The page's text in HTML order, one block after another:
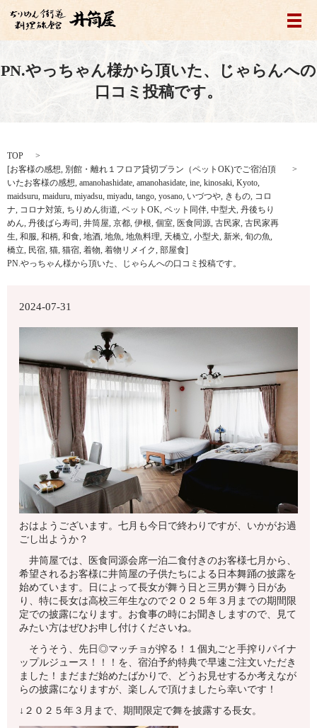
メ
PN.やっちゃん様から頂いた、じゃらんへの
口コミ投稿です。
TOP
[お客様の感想, 別館・離れ１フロア貸切プラン（ペットOK)でご宿泊頂
いたお客様の感想, amanohashidate, amanohasidate, ine, kinosaki, Kyoto,
maidsuru, maiduru, miyadsu, miyadu, tango, yosano, いづつや, きもの, コロ
ナ, コロナ対策, ちりめん街道, ペットOK, ペット同伴, 中型犬, 丹後ちり
めん, 丹後ばら寿司 , 井筒屋, 京都, 伊根, 個室, 医食同源, 古民家, 古民家再
生, 和服, 和柄, 和食, 地酒, 地魚, 地魚料理, 天橋立, 小型犬, 新米, 旬の魚,
橋立, 民宿, 猫, 猫宿, 着物, 着物リメイク, 部屋食]
PN.やっちゃん様から頂いた、じゃらんへの口コミ投稿です。
2024-07-31
おはようございます。七月も今日で終わりですが、いかがお過
ごし出ようか？
井筒屋では、医食同源会席一泊二食付きのお客様七月から、
希望されるお客様に井筒屋の子供たちによる日本舞踊の披露を
始めています。日によって長女が舞う日と三男が舞う日があ
り、特に長女は高校三年生なので２０２５年３月までの期間限
定での披露になります。お食事の時にお聞きしますので、見て
みたい方はぜひお申し付けくださいね。
そうそう、先日◎マッチョが搾る！１個丸ごと手搾りパイナ
ップルジュース！！！を、宿泊予約特典で早速ご注文いただき
ました！まだまだ始めたばかりで、どうお見せするか考えなが
らの披露になりますが、楽しんで頂けましたら幸いです！
↓２０２５年３月まで、期間限定で舞を披露する長女。